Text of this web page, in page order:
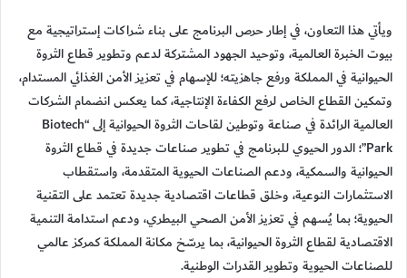
ويأتي هذا التعاون، في إطار حرص البرنامج على بناء شراكات إستراتيجية مع
بيوت الخبرة العالمية، وتوحيد الجهود المشتركة لدعم وتطوير قطاع الثروة
الحيوانية في المملكة ورفع جاهزيته؛ للإسهام في تعزيز الأمن الغذائي المستدام،
وتمكين القطاع الخاص لرفع الكفاءة الإنتاجية، كما يعكس انضمام الشركات
العالمية الرائدة في صناعة وتوطين لقاحات الثروة الحيوانية إلى “Biotech
Park”؛ الدور الحيوي للبرنامج في تطوير صناعات جديدة في قطاع الثروة
الحيوانية والسمكية، ودعم الصناعات الحيوية المتقدمة، واستقطاب
الاستثمارات النوعية، وخلق قطاعات اقتصادية جديدة تعتمد على التقنية
الحيوية؛ بما يُسهم في تعزيز الأمن الصحي البيطري، ودعم استدامة التنمية
الاقتصادية لقطاع الثروة الحيوانية، بما يرسّخ مكانة المملكة كمركز عالمي
للصناعات الحيوية وتطوير القدرات الوطنية.